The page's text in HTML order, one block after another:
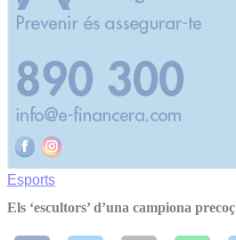
Esports
Els ‘escultors’ d’una campiona precoç